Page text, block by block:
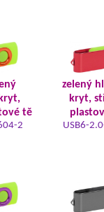
tě
2
zelený
kryt,
USB6-